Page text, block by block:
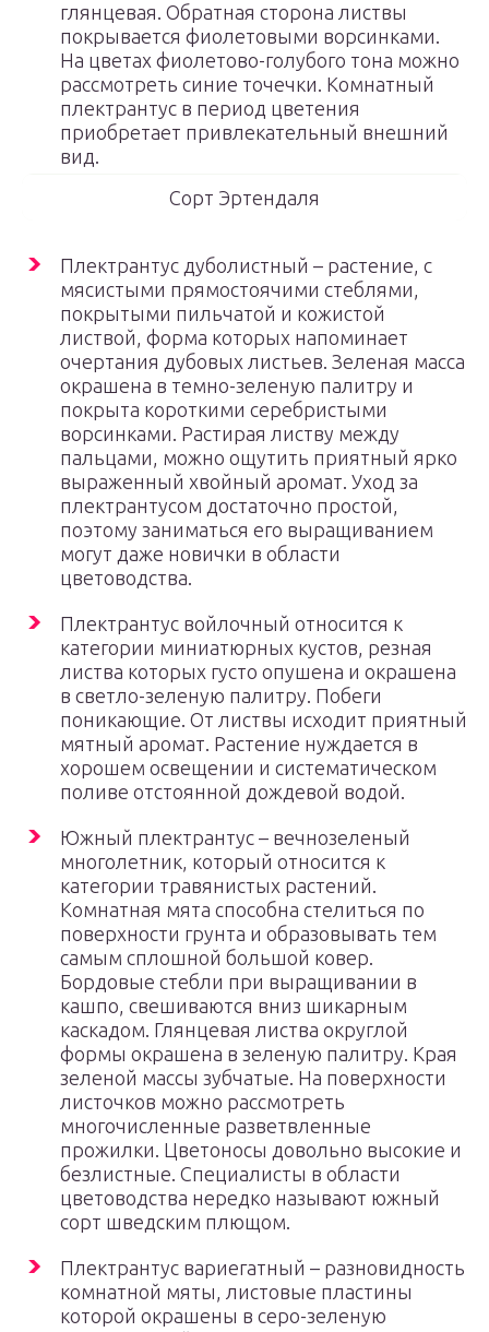
глянцевая. Обратная сторона листвы
покрывается фиолетовыми ворсинками.
На цветах фиолетово-голубого тона можно
рассмотреть синие точечки. Комнатный
плектрантус в период цветения
приобретает привлекательный внешний
вид.
Сорт Эртендаля
Плектрантус дуболистный – растение, с
мясистыми прямостоячими стеблями,
покрытыми пильчатой и кожистой
листвой, форма которых напоминает
очертания дубовых листьев. Зеленая масса
окрашена в темно-зеленую палитру и
покрыта короткими серебристыми
ворсинками. Растирая листву между
пальцами, можно ощутить приятный ярко
выраженный хвойный аромат. Уход за
плектрантусом достаточно простой,
поэтому заниматься его выращиванием
могут даже новички в области
цветоводства.
Плектрантус войлочный относится к
категории миниатюрных кустов, резная
листва которых густо опушена и окрашена
в светло-зеленую палитру. Побеги
поникающие. От листвы исходит приятный
мятный аромат. Растение нуждается в
хорошем освещении и систематическом
поливе отстоянной дождевой водой.
Южный плектрантус – вечнозеленый
многолетник, который относится к
категории травянистых растений.
Комнатная мята способна стелиться по
поверхности грунта и образовывать тем
самым сплошной большой ковер.
Бордовые стебли при выращивании в
кашпо, свешиваются вниз шикарным
каскадом. Глянцевая листва округлой
формы окрашена в зеленую палитру. Края
зеленой массы зубчатые. На поверхности
листочков можно рассмотреть
многочисленные разветвленные
прожилки. Цветоносы довольно высокие и
безлистные. Специалисты в области
цветоводства нередко называют южный
сорт шведским плющом.
Плектрантус вариегатный – разновидность
комнатной мяты, листовые пластины
которой окрашены в серо-зеленую